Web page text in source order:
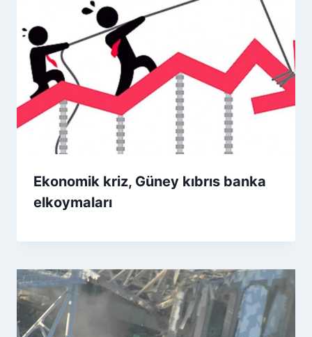
Ekonomik kriz, Güney kıbrıs banka
elkoymaları